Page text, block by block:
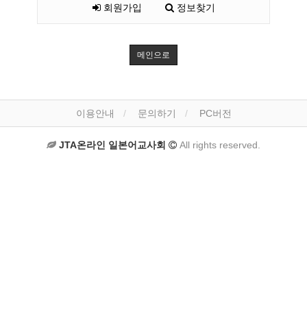
회원가입 정보찾기
메인으로
이용안내 문의하기 PC버전
JTA온라인 일본어교사회 All rights reserved.